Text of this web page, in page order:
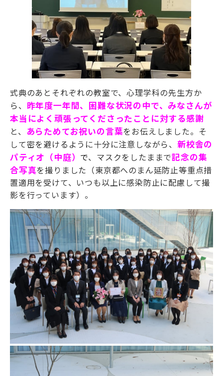
式典のあとそれぞれの教室で、心理学科の先生方か
ら、 昨年度一年間、困難な状況の中で、みなさんが
本当によく頑張ってくださったことに対する感謝
と、 あらためてお祝いの言葉をお伝えしました。そ
して密を避けるように十分に注意しながら、 新校舎の
パティオ（中庭） で、マスクをしたままで記念の集
合写真を撮りました（東京都へのまん延防止等重点措
置適用を受けて、いつも以上に感染防止に配慮して撮
影を行っています）。